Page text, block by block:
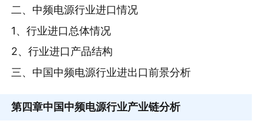
二、中频电源行业进口情况
1、行业进口总体情况
2、行业进口产品结构
三、中国中频电源行业进出口前景分析
第四章中国中频电源行业产业链分析